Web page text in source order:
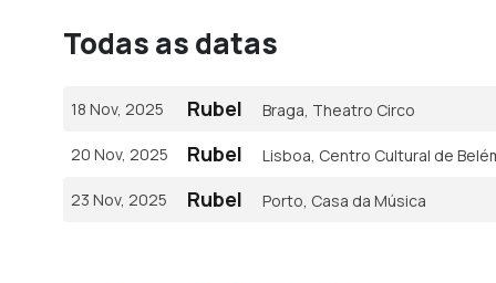
Todas as datas
18 Nov, 2025 Rubel Braga, Theatro Circo
20 Nov, 2025 Rubel Lisboa, Centro Cultural de
23 Nov, 2025 Rubel Porto, Casa da Música